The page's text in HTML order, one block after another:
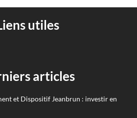
utiles
articles
et Dispositif Jeanbrun : investir en